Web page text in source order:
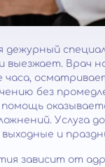
дежурный
выезжает. Врач
часа,
без
помощь
Услуга
выходные и
зависит от